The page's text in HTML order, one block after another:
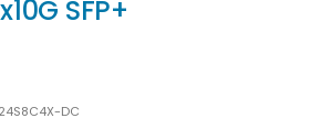
SFP+
DC